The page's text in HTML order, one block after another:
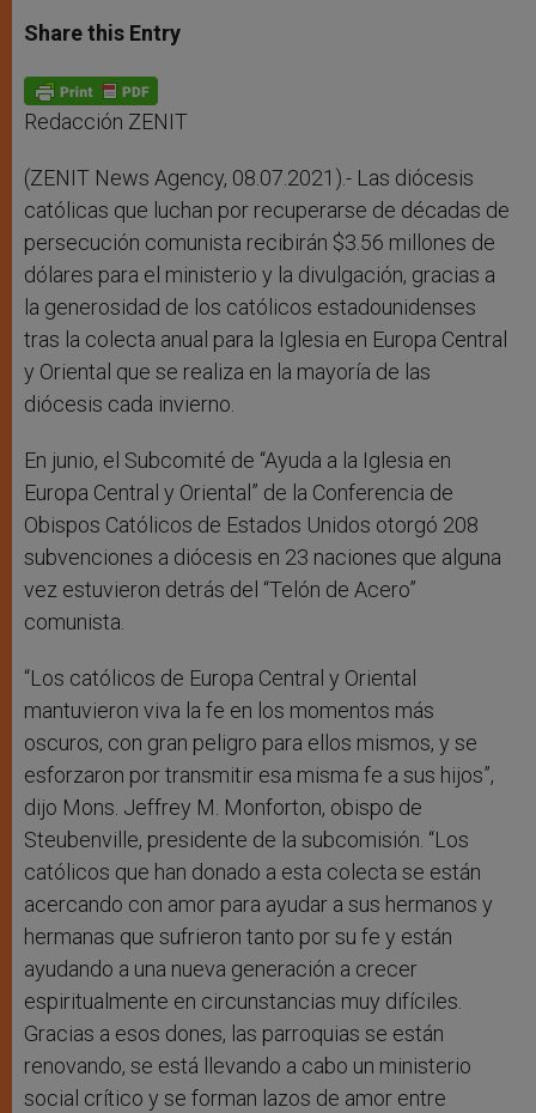
t
s
p
p
s
e
g
e
r
e
b
o
k
Share this Entry
Redacción ZENIT
(ZENIT News Agency, 08.07.2021).- Las diócesis
católicas que luchan por recuperarse de décadas de
persecución comunista recibirán $3.56 millones de
dólares para el ministerio y la divulgación, gracias a
la generosidad de los católicos estadounidenses
tras la colecta anual para la Iglesia en Europa Central
y Oriental que se realiza en la mayoría de las
diócesis cada invierno.
En junio, el Subcomité de “Ayuda a la Iglesia en
Europa Central y Oriental” de la Conferencia de
Obispos Católicos de Estados Unidos otorgó 208
subvenciones a diócesis en 23 naciones que alguna
vez estuvieron detrás del “Telón de Acero”
comunista.
“Los católicos de Europa Central y Oriental
mantuvieron viva la fe en los momentos más
oscuros, con gran peligro para ellos mismos, y se
esforzaron por transmitir esa misma fe a sus hijos”,
dijo Mons. Jeffrey M. Monforton, obispo de
Steubenville, presidente de la subcomisión. “Los
católicos que han donado a esta colecta se están
acercando con amor para ayudar a sus hermanos y
hermanas que sufrieron tanto por su fe y están
ayudando a una nueva generación a crecer
espiritualmente en circunstancias muy difíciles.
Gracias a esos dones, las parroquias se están
renovando, se está llevando a cabo un ministerio
social crítico y se forman lazos de amor entre